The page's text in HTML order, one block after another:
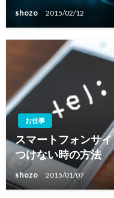
shozo 2015/02/12
お仕事
スマートフォンサ
つけない時の方法
shozo 2015/01/07